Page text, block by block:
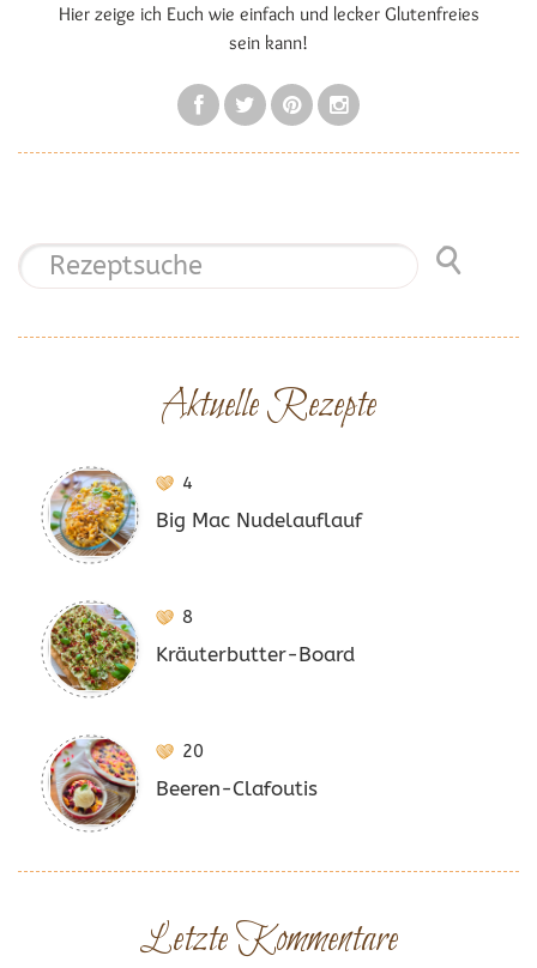
Hier zeige ich Euch wie einfach und lecker Glutenfreies
sein kann!
Aktuelle Rezepte
4
Big Mac Nudelauflauf
8
Kräuterbutter-Board
20
Beeren-Clafoutis
Letzte Kommentare